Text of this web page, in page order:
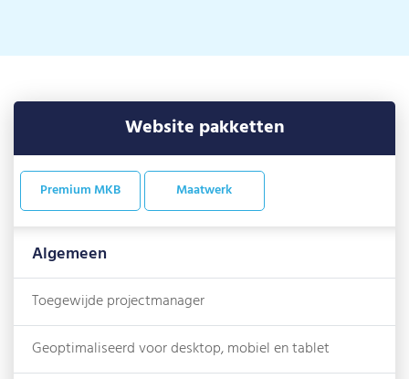
Website pakketten
Premium MKB Maatwerk
Algemeen
Toegewijde projectmanager
Geoptimaliseerd voor desktop, mobiel en tablet